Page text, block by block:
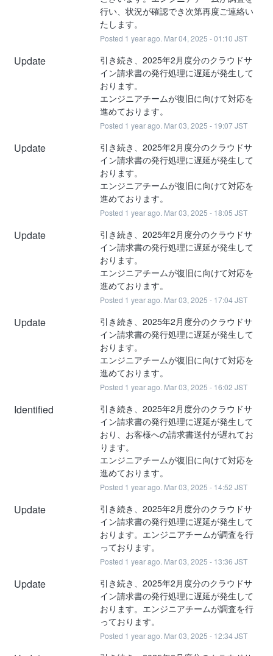
行い、状況が確認でき次第再度ご連絡い
たします。
Posted 1 year ago. Mar04, 2025 -01:10 JST
Update
引き続き、2025年2月度分のクラウドサ
イン請求書の発行処理に遅延が発生して
おります。
エンジニアチームが復旧に向けて対応を
進めております。
Posted 1 year ago. Mar03, 2025 - 19:07JST
Update
引き続き、2025年2月度分のクラウドサ
イン請求書の発行処理に遅延が発生して
おります。
エンジニアチームが復旧に向けて対応を
進めております。
Posted 1 year ago. Mar03, 2025 - 18:05 JST
Update
引き続き、2025年2月度分のクラウドサ
イン請求書の発行処理に遅延が発生して
おります。
エンジニアチームが復旧に向けて対応を
進めております。
Posted 1 year ago. Mar03, 2025 - 17:04JST
Update
引き続き、2025年2月度分のクラウドサ
イン請求書の発行処理に遅延が発生して
おります。
エンジニアチームが復旧に向けて対応を
進めております。
Posted 1 year ago. Mar03, 2025 - 16:02 JST
Identified
引き続き、2025年2月度分のクラウドサ
イン請求書の発行処理に遅延が発生して
おり、お客様への請求書送付が遅れてお
ります。
エンジニアチームが復旧に向けて対応を
進めております。
Posted 1 year ago. Mar03, 2025 - 14:52 JST
Update
引き続き、2025年2月度分のクラウドサ
イン請求書の発行処理に遅延が発生して
おります。エンジニアチームが調査を行
っております。
Posted 1 year ago. Mar03, 2025 - 13:36 JST
Update
引き続き、2025年2月度分のクラウドサ
イン請求書の発行処理に遅延が発生して
おります。エンジニアチームが調査を行
っております。
Posted 1 year ago. Mar03, 2025 - 12:34JST